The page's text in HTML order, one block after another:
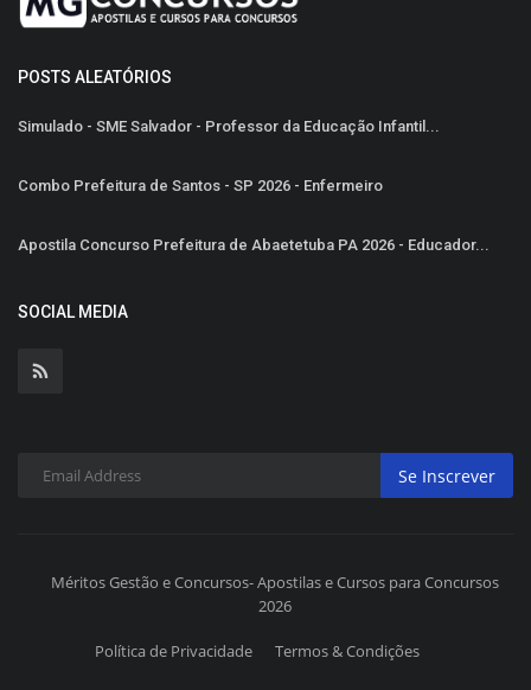
POSTS ALEATÓRIOS
Simulado - SME Salvador - Professor da Educação Infantil...
Combo Prefeitura de Santos - SP 2026 - Enfermeiro
Apostila Concurso Prefeitura de Abaetetuba PA 2026 - Educador...
SOCIAL MEDIA
Se Inscrever
Méritos Gestão e Concursos- Apostilas e Cursos para Concursos
2026
Política de Privacidade Termos & Condições